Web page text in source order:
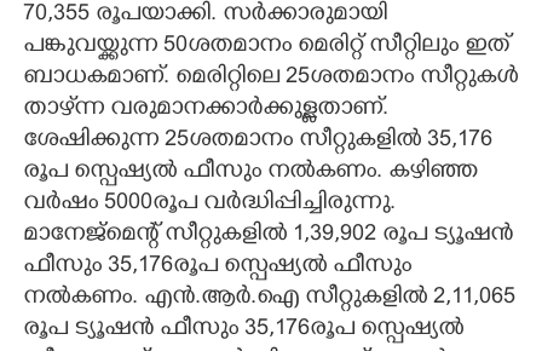
CONTACT US
70,355 രൂപയാക്കി. സർക്കാരുമായി
പങ്കുവയ്ക്കുന്ന 50ശതമാനം മെരിറ്റ് സീറ്റിലും ഇത്
ബാധകമാണ്. മെരിറ്റിലെ 25ശതമാനം സീറ്റുകൾ
താഴ്‌ന്ന വരുമാനക്കാർക്കുള്ളതാണ്.
ശേഷിക്കുന്ന 25ശതമാനം സീറ്റുകളിൽ 35,176
രൂപ സ്പെഷ്യൽ ഫീസും നൽകണം. കഴിഞ്ഞ
വർഷം 5000രൂപ വർദ്ധിപ്പിച്ചിരുന്നു.
മാനേജ്മെന്റ് സീറ്റുകളിൽ 1,39,902 രൂപ ട്യൂഷൻ
ഫീസും 35,176രൂപ സ്പെഷ്യൽ ഫീസും
നൽകണം. എൻ.ആർ.ഐ സീറ്റുകളിൽ 2,11,065
രൂപ ട്യൂഷൻ ഫീസും 35,176രൂപ സ്പെഷ്യൽ